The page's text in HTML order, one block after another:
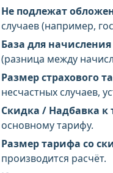
Не подлежат
случаев (например,
База для
(разница между
Размер страхового
несчастных случаев,
Скидка / Надбавка к
основному тарифу.
Размер тарифа со
производится расчёт.